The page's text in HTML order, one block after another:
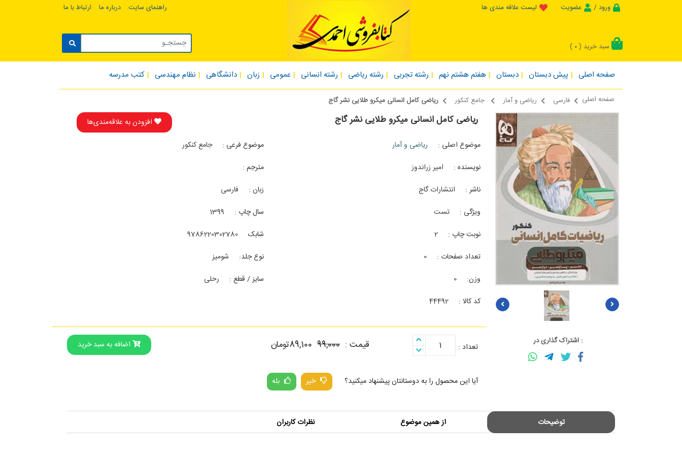
ورود / عضویت لیست علاقه مندی ها راهنمای سایت درباره ما ارتباط با ما
سبد خرید ( 0
)
صفحه اصلی پیش دبستان دبستان هفتم هشتم نهم رشته تجربی رشته ریاضی رشته انسانی عمومی زبان دانشگاهی نظام مهندسی کتب مدرسه
صفحه اصلی فارسی ریاضی و آمار جامع کنکور ریاضی کامل انسانی میکرو طلایی نشر گاج
: اشتراک گذاری در
ریاضی کامل انسانی میکرو طلایی نشر گاج
افزودن به علاقه‌مندی‌ها
موضوع اصلی :
ریاضی و آمار موضوع فرعی :
جامع کنکور
نویسنده :
امیر زراندوز
مترجم :
ناشر :
انتشارات گاج زبان :
فارسی
ویژگی :
تست سال چاپ :
1399
نوبت چاپ :
2 شابک
9786220302780
تعداد صفحات :
0 نوع جلد:
شومیز
وزن:
0 سایز / قطع :
رحلی
کد کالا :
44492
تعداد : 1 قیمت : 99,000 اضافه به سبد خرید
آیا این محصول را به دوستانتان پیشنهاد میکنید؟ خیر بله
توضیحات از همین موضوع نظرات کاربران